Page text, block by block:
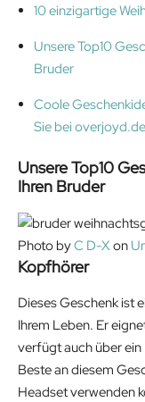
10 einzigartige
Unsere Top10
Bruder
Coole
Sie bei overjoyd.de
Unsere Top10
Ihren Bruder
Photo byC D-Xon
Kopfhörer
Dieses Geschenk ist
Ihrem Leben. Er
verfügt auch über ein
Beste an diesem
Headset verwenden